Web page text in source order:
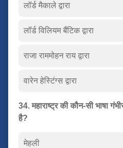
लॉर्ड मैकाले द्वारा
लॉर्ड विलियम बैंटिक द्वारा
राजा राममोहन राय द्वारा
वारेन हेस्टिंग्स द्वारा
34. महाराष्ट्र की कौन-सी भाषा
है?
मेहली